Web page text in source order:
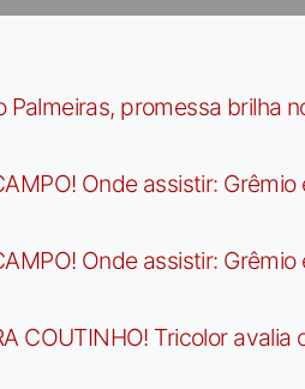
Palmeiras, promessa brilha
Onde assistir:
Onde assistir:
COUTINHO! Tricolor